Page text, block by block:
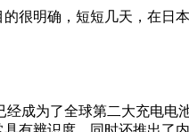
很明确，短短几天，在日
经成为了全球第二大充电电